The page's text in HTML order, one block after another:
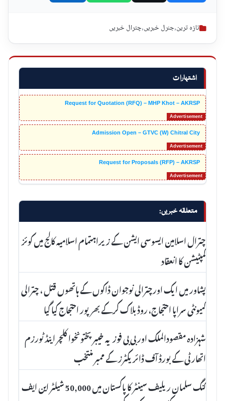
اشتہارات
Request for Quotation (RFQ) – MHP Khot – AKRSP
Admission Open – GTVC (W) Chitral City
Request for Proposals (RFP) – AKRSP
متعلقہ خبریں:
چترال اسلامین ایسوسی ایشن کے زیراہتمام اسلامیہ کالج میں کوئز
کمپٹیشن کا انعقاد
پشاور میں ایک اورچترالی نوجوان ڈاکوں کے ہاتھوں قتل ، چترالی
کمیونٹی سراپا احتجاج، روڈ بلاک کرکے بھرپور احتجاج کیا گیا
شہزادہ مقصودالملک اور بی بی فوزیہ خیبر پختونخوا کلچر اینڈ ٹورزم
اتھارٹی کے بورڈ آف ڈائریکٹرز کے ممبر منتخب
کنگ سلمان ریلیف سینٹر کا پاکستان میں 50,000 شیلٹر این ایف
تازہ ترین,جنرل خبریں,چترال خبریں